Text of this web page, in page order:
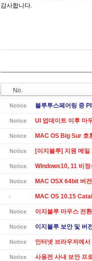
감사합니다.
No.
Notice 블루투스페어링 중
Notice UI 업데이트 이후 마
Notice MAC OS Big Sur 호
Notice [이지블루] 지원 메일
Notice Windows10, 11 비정
Notice MAC OSX 64bit 버
MAC OS 10.15
Notice 이지블루 마우스 전
Notice 이지블루 보안 및 버
Notice 인터넷 브라우저에
Notice 사용전 사내 보안 프